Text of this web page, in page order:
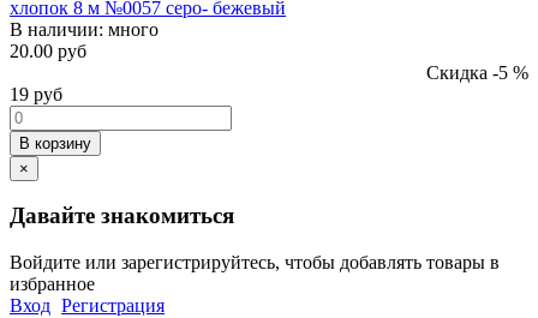
хлопок 8 м №0057 серо- бежевый
В наличии: много
20.00 руб
Скидка -5 %
19 руб
В корзину
×
Давайте знакомиться
Войдите или зарегистрируйтесь, чтобы добавлять товары в
избранное
Вход Регистрация